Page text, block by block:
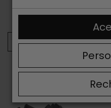
Anterior